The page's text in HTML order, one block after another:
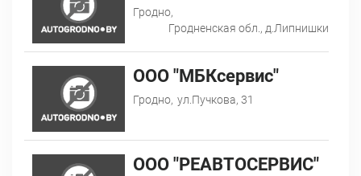
Гродно,
Гродненская обл., д.Липнишки
ООО "МБКсервис"
Гродно, ул.Пучкова, 31
ООО "РЕАВТОСЕРВИС"